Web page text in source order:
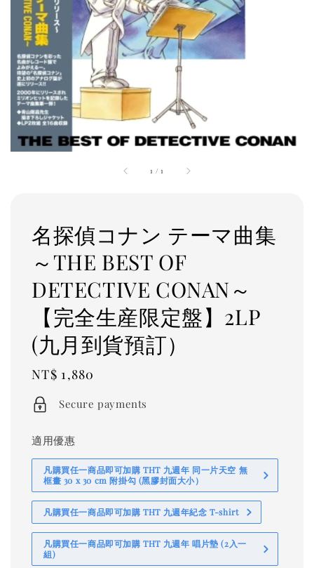
1 /1
名探偵コナン テーマ曲集
～THE BEST OF
DETECTIVE CONAN～
【完全生産限定盤】2LP
(九月到貨預訂）
Regular
price
NT$ 1,880
Secure payments
適用優惠
凡購買任一商品即可加購 THT 九週年 同一片天空 無
框畫 30 x 30 cm 附掛勾 (黑膠封面大小）
凡購買任一商品即可加購 THT 九週年紀念 T-shirt
凡購買任一商品即可加購 THT 九週年 唱片墊 (2入一
組)